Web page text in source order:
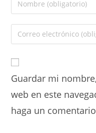
Guardar mi
web en este
haga un